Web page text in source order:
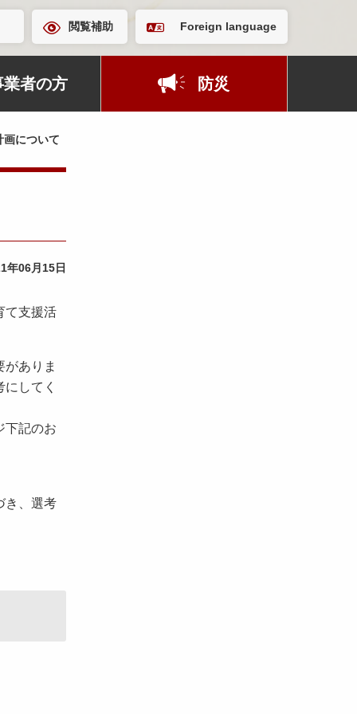
閲覧補助 Foreign language
業者の方 防災
について
年06月15日
て支援活
ありま
してく
記のお
き、選考